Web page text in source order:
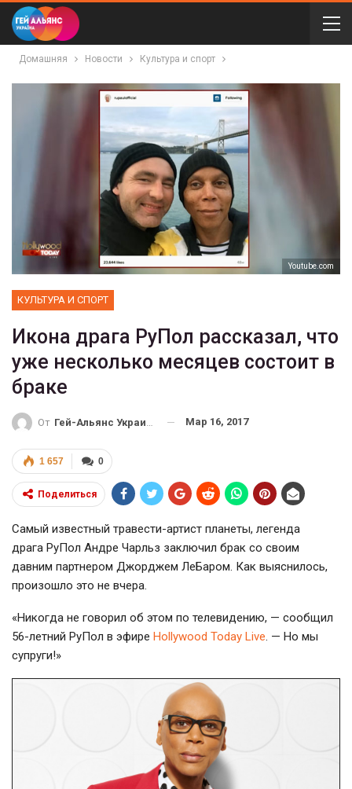
Домашняя Новости Культура и спорт
Youtube.com
КУЛЬТУРА И СПОРТ
Икона драга РуПол рассказал, что
уже несколько месяцев состоит в
браке
От Гей-Альянс Украина Мар 16, 2017
0
1 657
Поделиться
Самый известный травести-артист планеты, легенда
драга РуПол Андре Чарльз заключил брак со своим
давним партнером Джорджем ЛеБаром. Как выяснилось,
произошло это не вчера.
«Никогда не говорил об этом по телевидению, — сообщил
56-летний РуПол в эфире Hollywood Today Livе. — Но мы
супруги!»